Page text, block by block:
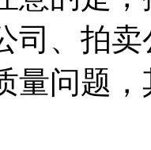
司、拍
量问题